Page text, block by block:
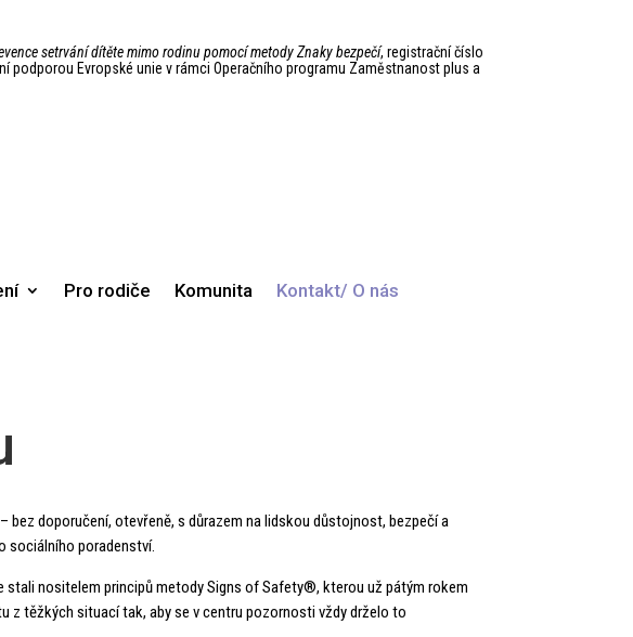
setrvání dítěte mimo rodinu pomocí metody Znaky bezpečí, registrační číslo
podporou Evropské unie v rámci Operačního programu Zaměstnanost plus a
Pro rodiče Komunita Kontakt/ O nás
bez doporučení, otevřeně, s důrazem na lidskou důstojnost, bezpečí a
sociálního poradenství.
nositelem principů metody Signs of Safety®, kterou už pátým rokem
z těžkých situací tak, aby se v centru pozornosti vždy drželo to